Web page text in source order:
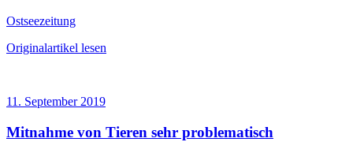
Ostseezeitung
Originalartikel lesen
11. September 2019
Mitnahme von Tieren sehr problematisch